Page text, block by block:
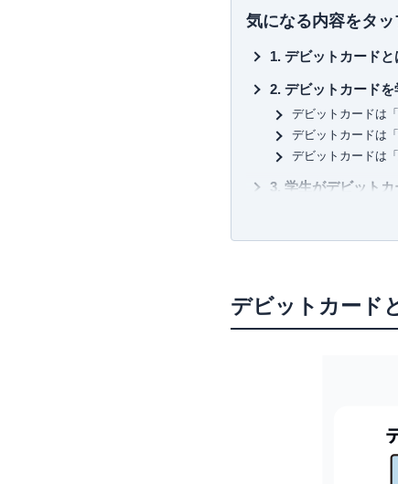
れる数少ない専門家として
払っている、まさにクレジ
一般カードからプラチナカ
有・利用し、日々様々なメ
い信用できる情報提供を行
カードを月に1度は必ず利
の使い方を日々研究中。
三児の父であり家計のやり
気になる内容をタッ
デビットカードと
デビットカード
デビットカードは「
デビットカードは「
デビットカードは「
学生がデビットカ
一括払いのみで分
発行元の銀行で口
学生がデビット
ポイント還元率・
デビットカード